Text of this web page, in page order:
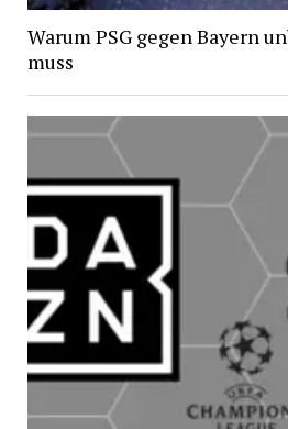
Warum PSG gegen Bayern
muss